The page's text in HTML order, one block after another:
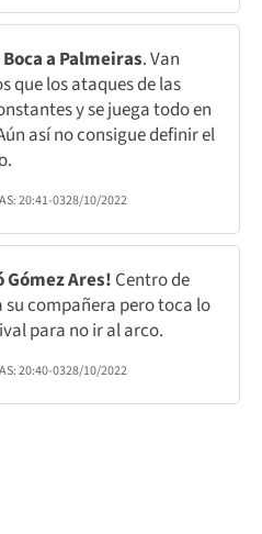
a Palmeiras. Van
que los ataques de las
y se juega todo en
así no consigue definir el
20:41-0328/10/2022
Gómez Ares! Centro de
su compañera pero toca lo
para no ir al arco.
20:40-0328/10/2022